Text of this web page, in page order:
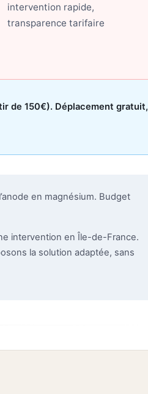
intervention rapide,
transparence tarifaire
de 150€). Déplacement gratuit,
en magnésium. Budget
intervention en Île-de-France.
la solution adaptée, sans